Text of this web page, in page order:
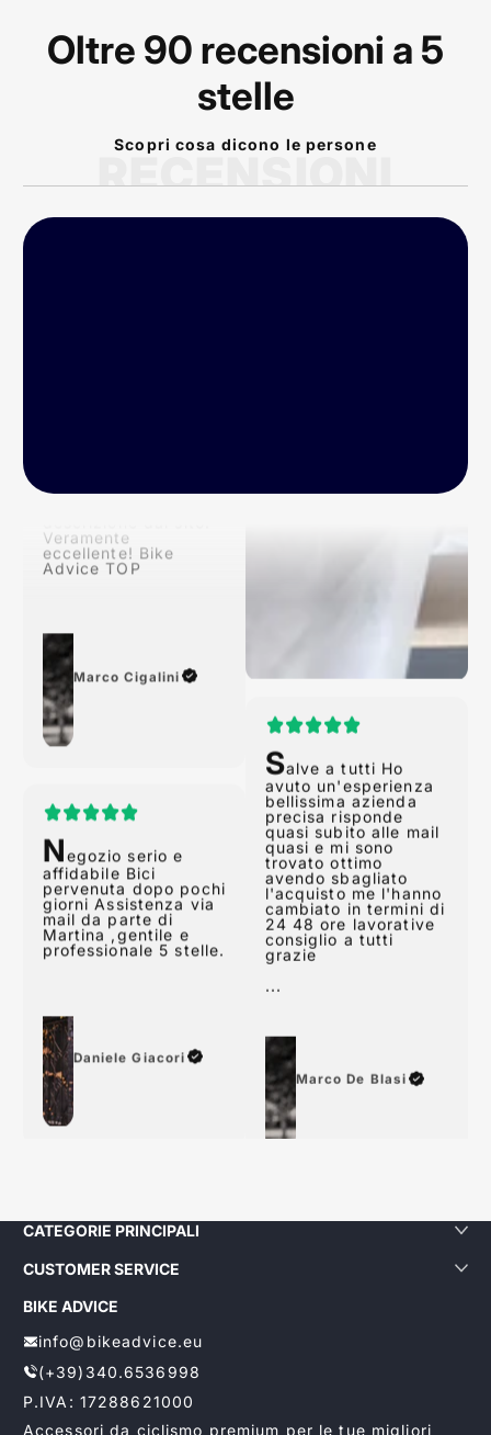
Oltre 90 recensioni a 5
stelle
Scopri cosa dicono le persone
RECENSIONI
descrizione dal sito!
eccellente! Bike
Advice TOP
Marco Cigalini
N
affidabile Bici
pervenuta dopo pochi
giorni Assistenza via
mail da parte di
Martina ,gentile e
professionale 5 stelle.
Daniele Giacori
Salve a tutti Ho
avuto un'esperienza
bellissima azienda
precisa risponde
quasi subito alle mail
quasi e mi sono
trovato ottimo
avendo sbagliato
l'acquisto me l'hanno
cambiato in termini di
24 48 ore lavorative
consiglio a tutti
Marco De Blasi
CATEGORIE PRINCIPALI
CUSTOMER SERVICE
BIKE ADVICE
info@bikeadvice.eu
(+39)340.6536998
P.IVA: 17288621000
Accessori da ciclismo premium per le tue migliori